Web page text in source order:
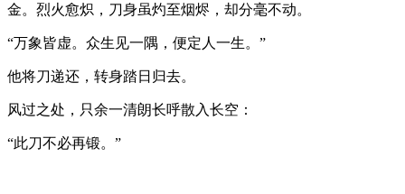
金。烈火愈炽，刀身虽灼至烟烬，却分毫不动。
“万象皆虚。众生见一隅，便定人一生。”
他将刀递还，转身踏日归去。
风过之处，只余一清朗长呼散入长空：
“此刀不必再锻。”